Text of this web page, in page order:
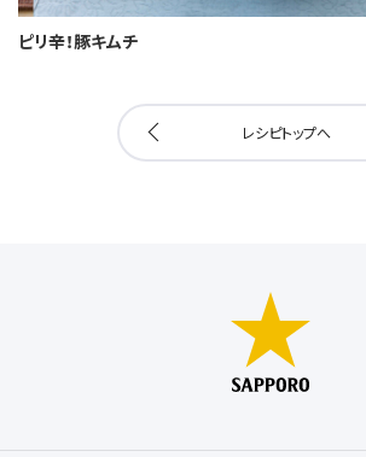
ピリ辛！豚キムチ
レシピトップへ